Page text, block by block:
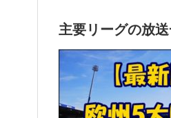
主要リーグの放送